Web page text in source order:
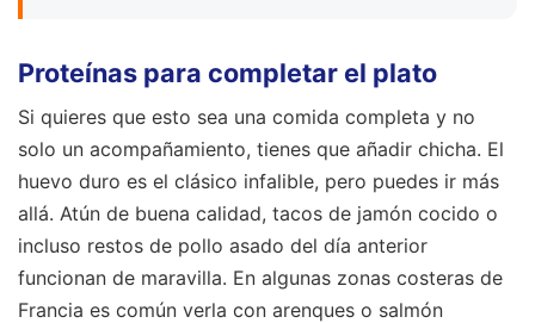
Proteínas para completar el plato
Si quieres que esto sea una comida completa y no
solo un acompañamiento, tienes que añadir chicha. El
huevo duro es el clásico infalible, pero puedes ir más
allá. Atún de buena calidad, tacos de jamón cocido o
incluso restos de pollo asado del día anterior
funcionan de maravilla. En algunas zonas costeras de
Francia es común verla con arenques o salmón